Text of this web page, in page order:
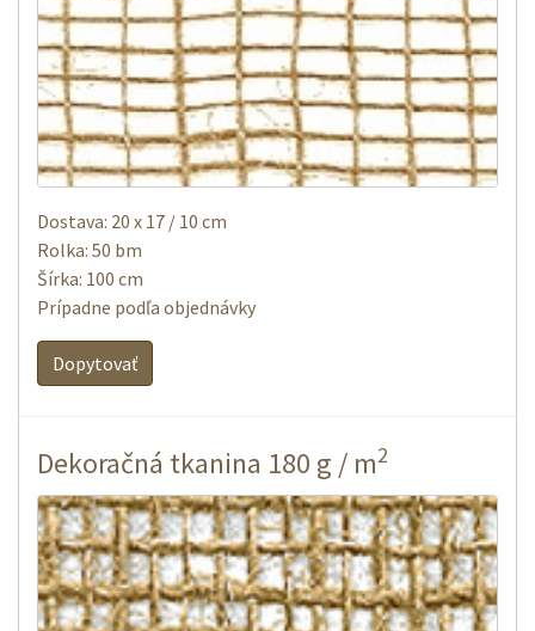
Dostava: 20 x 17 / 10 cm
Rolka: 50 bm
Šírka: 100 cm
Prípadne podľa objednávky
Dopytovať
Dekoračná tkanina 180 g / m2